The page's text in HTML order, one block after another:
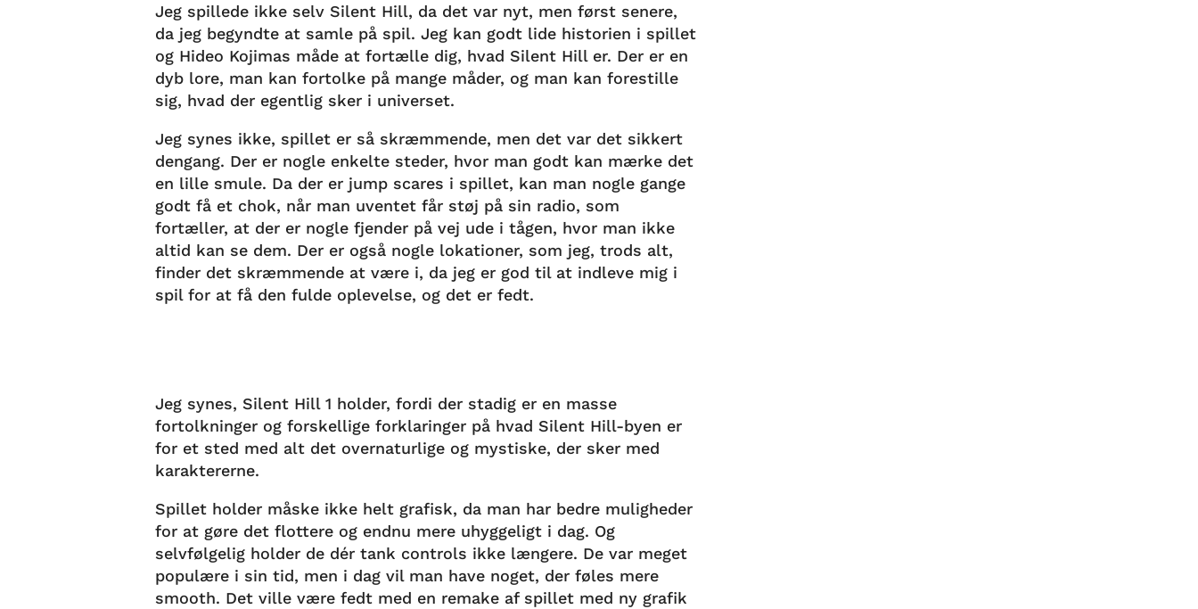
Jeg spillede ikke selv Silent Hill, da det var nyt, men først senere,
da jeg begyndte at samle på spil. Jeg kan godt lide historien i spillet
og Hideo Kojimas måde at fortælle dig, hvad Silent Hill er. Der er en
dyb lore, man kan fortolke på mange måder, og man kan forestille
sig, hvad der egentlig sker i universet.
Jeg synes ikke, spillet er så skræmmende, men det var det sikkert
dengang. Der er nogle enkelte steder, hvor man godt kan mærke det
en lille smule. Da der er jump scares i spillet, kan man nogle gange
godt få et chok, når man uventet får støj på sin radio, som
fortæller, at der er nogle fjender på vej ude i tågen, hvor man ikke
altid kan se dem. Der er også nogle lokationer, som jeg, trods alt,
finder det skræmmende at være i, da jeg er god til at indleve mig i
spil for at få den fulde oplevelse, og det er fedt.
Jeg synes, Silent Hill 1 holder, fordi der stadig er en masse
fortolkninger og forskellige forklaringer på hvad Silent Hill-byen er
for et sted med alt det overnaturlige og mystiske, der sker med
karaktererne.
Spillet holder måske ikke helt grafisk, da man har bedre muligheder
for at gøre det flottere og endnu mere uhyggeligt i dag. Og
selvfølgelig holder de dér tank controls ikke længere. De var meget
populære i sin tid, men i dag vil man have noget, der føles mere
smooth. Det ville være fedt med en remake af spillet med ny grafik